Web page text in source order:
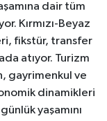
dair tüm
Kırmızı-Beyaz
fikstür, transfer
atıyor. Turizm
gayrimenkul ve
dinamikleri
yaşamını